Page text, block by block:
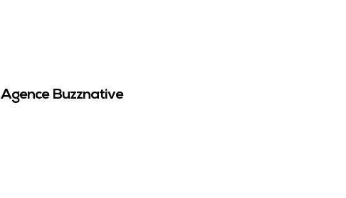
CAMPAGNE TV
Agence Buzznative